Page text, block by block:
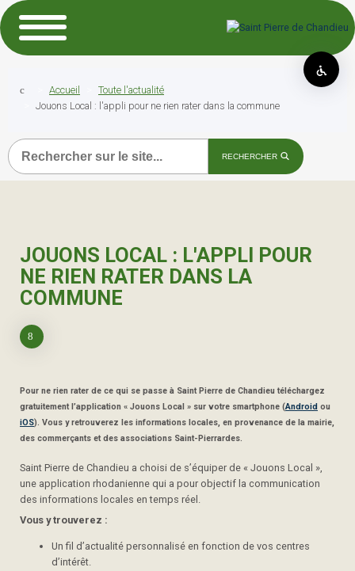
Accueil
Toute l'actualité
Jouons Local : l'appli pour ne rien rater dans la commune
Recherche
RECHERCHER
JOUONS LOCAL : L'APPLI POUR
NE RIEN RATER DANS LA
COMMUNE
Pour ne rien rater de ce qui se passe à Saint Pierre de Chandieu téléchargez
gratuitement l’application « Jouons Local » sur votre smartphone (Android ou
iOS). Vous y retrouverez les informations locales, en provenance de la mairie,
des commerçants et des associations Saint-Pierrardes.
Saint Pierre de Chandieu a choisi de s’équiper de « Jouons Local »,
une application rhodanienne qui a pour objectif la communication
des informations locales en temps réel.
Vous y trouverez :
Un fil d’actualité personnalisé en fonction de vos centres
d’intérêt.